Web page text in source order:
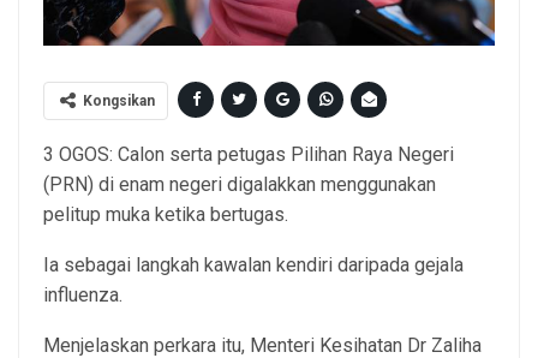
Kongsikan
3 OGOS: Calon serta petugas Pilihan Raya Negeri
(PRN) di enam negeri digalakkan menggunakan
pelitup muka ketika bertugas.
Ia sebagai langkah kawalan kendiri daripada gejala
influenza.
Menjelaskan perkara itu, Menteri Kesihatan Dr Zaliha